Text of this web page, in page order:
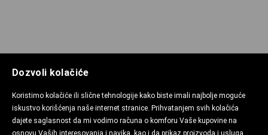
Dozvoli kolačiće
Koristimo kolačiće ili slične tehnologije kako biste imali najbolje moguće
iskustvo korišćenja naše internet stranice. Prihvatanjem svih kolačića
dajete saglasnost da mi vodimo računa o komforu Vaše kupovine na
osnovu Vaših interesovanja i navika, kao i da prikaz proizvoda i usluga